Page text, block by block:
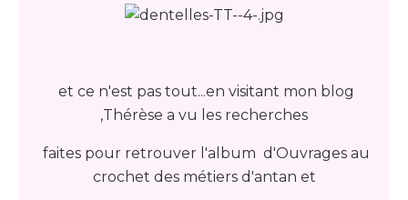
et ce n'est pas tout...en visitant mon blog
,Thérèse a vu les recherches
faites pour retrouver l'album d'Ouvrages au
crochet des métiers d'antan et